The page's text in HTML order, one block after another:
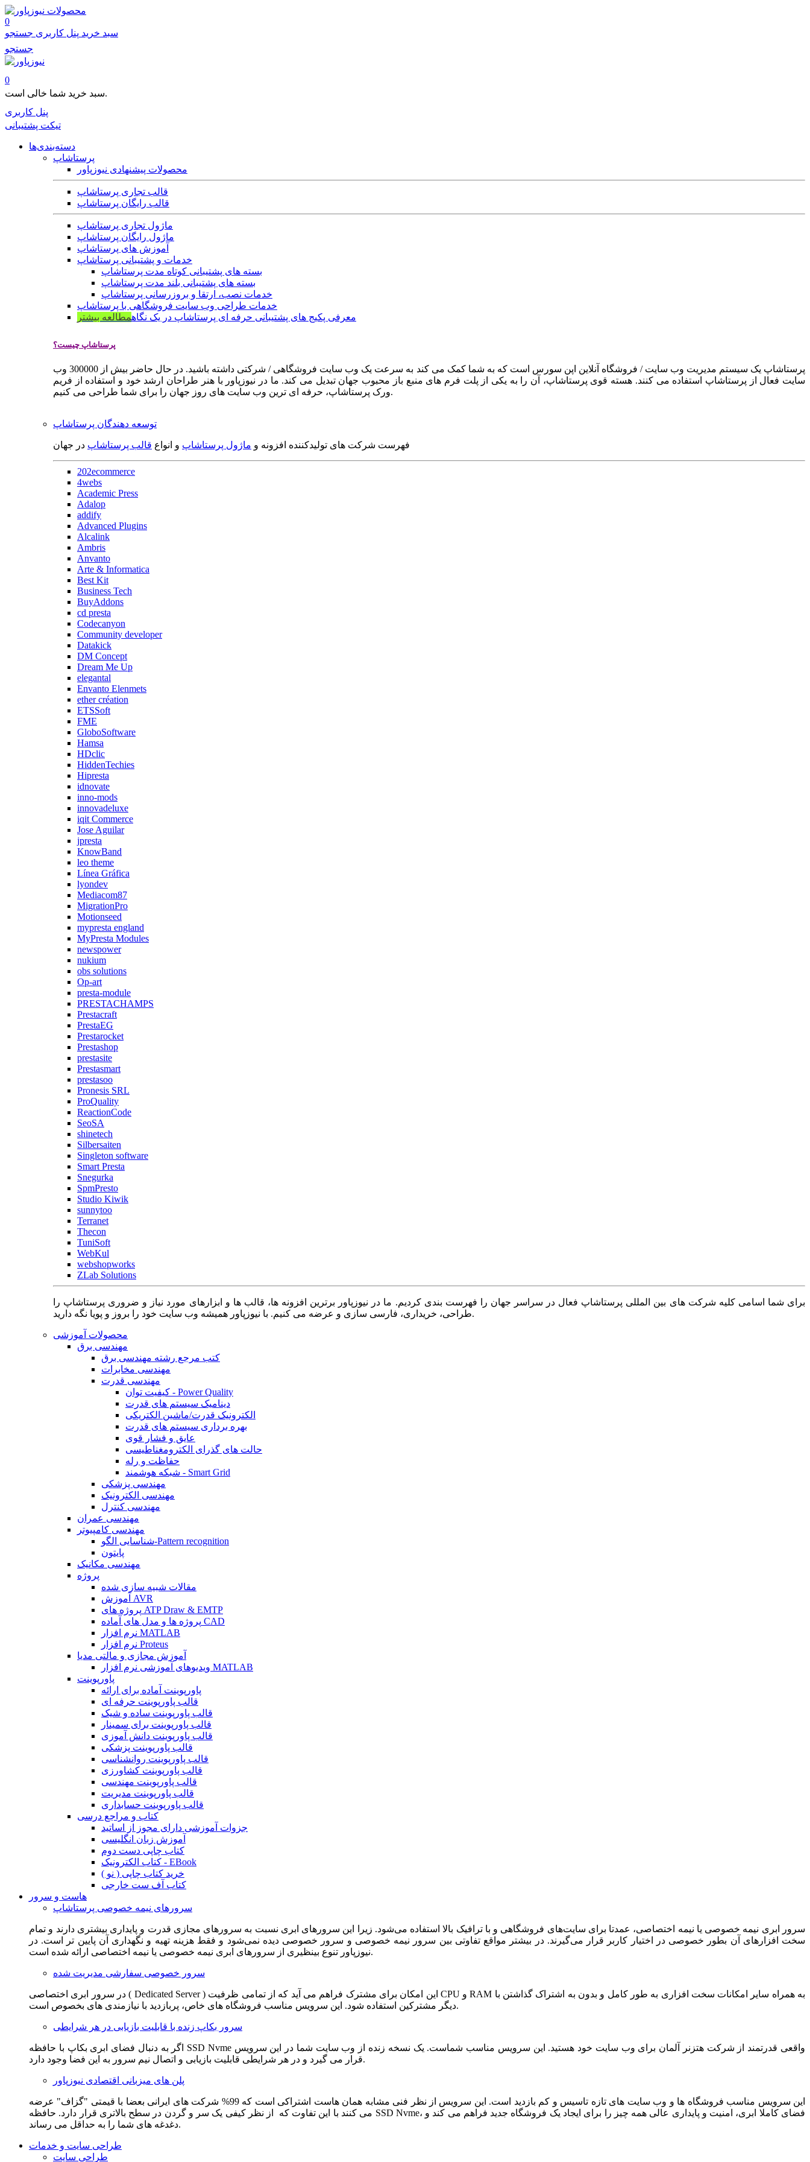
محصولات
0
سبد خرید پنل کاربری جستجو
جستجو
0
سبد خرید شما خالی است.
پنل کاربری
تیکت پشتیبانی
دسته‌بندی‌ها
پرستاشاپ
محصولات پیشنهادی نیوزپاور
قالب تجاری پرستاشاپ
قالب رایگان پرستاشاپ
ماژول تجاری پرستاشاپ
ماژول رایگان پرستاشاپ
آموزش های پرستاشاپ
خدمات و پشتیبانی پرستاشاپ
بسته های پشتیبانی کوتاه مدت پرستاشاپ
بسته های پشتیبانی بلند مدت پرستاشاپ
خدمات نصب، ارتقا و بروزرسانی پرستاشاپ
خدمات طراحی وب سایت فروشگاهی با پرستاشاپ
معرفی پکیج های پشتیبانی حرفه ای پرستاشاپ در یک نگاهمطالعه بیشتر
پرستاشاپ چیست؟
پرستاشاپ یک سیستم مدیریت وب سایت / فروشگاه آنلاین اپن سورس است که به شما کمک می کند به سرعت یک وب سایت فروشگاهی / شرکتی داشته باشید. در حال حاضر بیش از 300000 وب
سایت فعال از پرستاشاپ استفاده می کنند. هسته قوی پرستاشاپ، آن را به یکی از پلت فرم های منبع باز محبوب جهان تبدیل می کند. ما در نیوزپاور با هنر طراحان ارشد خود و استفاده از فریم
ورک پرستاشاپ، حرفه ای ترین وب سایت های روز جهان را برای شما طراحی می کنیم.
توسعه دهندگان پرستاشاپ
فهرست شرکت های تولیدکننده افزونه و ماژول پرستاشاپ و انواع قالب پرستاشاپ در جهان
202ecommerce
4webs
Academic Press
Adalop
addify
Advanced Plugins
Alcalink
Ambris
Anvanto
Arte & Informatica
Best Kit
Business Tech
BuyAddons
cd presta
Codecanyon
Community developer
Datakick
DM Concept
Dream Me Up
elegantal
Envanto Elenmets
ether création
ETSSoft
FME
GloboSoftware
Hamsa
HDclic
HiddenTechies
Hipresta
idnovate
inno-mods
innovadeluxe
iqit Commerce
Jose Aguilar
jpresta
KnowBand
leo theme
Línea Gráfica
lyondev
Mediacom87
MigrationPro
Motionseed
mypresta england
MyPresta Modules
newspower
nukium
obs solutions
Op-art
presta-module
PRESTACHAMPS
Prestacraft
PrestaEG
Prestarocket
Prestashop
prestasite
Prestasmart
prestasoo
Pronesis SRL
ProQuality
ReactionCode
SeoSA
shinetech
Silbersaiten
Singleton software
Smart Presta
Snegurka
SpmPresto
Studio Kiwik
sunnytoo
Terranet
Thecon
TuniSoft
WebKul
webshopworks
ZLab Solutions
برای شما اسامی کلیه شرکت های بین المللی پرستاشاپ فعال در سراسر جهان را فهرست بندی کردیم. ما در نیوزپاور برترین افزونه ها، قالب ها و ابزارهای مورد نیاز و ضروری پرستاشاپ را
طراحی، خریداری، فارسی سازی و عرضه می کنیم. با نیوزپاور همیشه وب سایت خود را بروز و پویا نگه دارید.
محصولات آموزشی
مهندسی برق
کتب مرجع رشته مهندسی برق
مهندسی مخابرات
مهندسی قدرت
کیفیت توان - Power Quality
دینامیک سیستم های قدرت
الکترونیک قدرت/ماشین الکتریکی
بهره برداری سیستم های قدرت
عایق و فشار قوی
حالت های گذرای الکترومغناطیسی
حفاظت و رله
شبکه هوشمند - Smart Grid
مهندسی پزشکی
مهندسی الکترونیک
مهندسی کنترل
مهندسی عمران
مهندسی کامپیوتر
شناسایی الگو-Pattern recognition
پایتون
مهندسی مکانیک
پروژه
مقالات شبیه سازی شده
آموزش AVR
پروژه های ATP Draw & EMTP
پروژه ها و مدل های آماده CAD
نرم افزار MATLAB
نرم افزار Proteus
آموزش مجازی و مالتی مدیا
ویدیوهای آموزشی نرم افزار MATLAB
پاورپوینت
پاورپوینت آماده برای ارائه
قالب پاورپوینت حرفه ای
قالب پاورپوینت ساده و شیک
قالب پاورپوینت برای سمینار
قالب پاورپوینت دانش آموزی
قالب پاورپوینت پزشکی
قالب پاورپوینت روانشناسی
قالب پاورپوینت کشاورزی
قالب پاورپوینت مهندسی
قالب پاورپوینت مدیریت
قالب پاورپوینت حسابداری
کتاب و مراجع درسی
جزوات آموزشی دارای مجوز از اساتید
آموزش زبان انگلیسی
کتاب چاپی دست دوم
کتاب الکترونیک - EBook
خرید کتاب چاپی ( نو )
کتاب آف ست خارجی
هاست و سرور
سرورهای نیمه خصوصی پرستاشاپ
سرور ابری نیمه خصوصی یا نیمه اختصاصی، عمدتا برای سایت‌های فروشگاهی و با ترافیک بالا استفاده می‌شود. زیرا این سرورهای ابری نسبت به سرورهای مجازی قدرت و پایداری بیشتری دارند و تمام
سخت افزارهای آن بطور خصوصی در اختیار کاربر قرار می‌گیرند. در بیشتر مواقع تفاوتی بین سرور نیمه خصوصی و سرور خصوصی دیده نمی‌شود و فقط هزینه تهیه و نگهداری آن پایین تر است. در
نیوزپاور تنوع بینظیری از سرورهای ابری نیمه خصوصی یا نیمه اختصاصی ارائه شده است.
سرور خصوصی سفارشی مدیریت شده
در سرور ابری اختصاصی ( Dedicated Server ) این امکان برای مشترک فراهم می آید که از تمامی ظرفیت CPU و RAM به همراه سایر امکانات سخت افزاری به طور کامل و بدون به اشتراک گذاشتن با
دیگر مشترکین استفاده شود. این سرویس مناسب فروشگاه های خاص، پربازدید با نیازمندی های بخصوص است.
سرور بکاپ زنده با قابلیت بازیابی در هر شرایطی
اگر به دنبال فضای ابری بکاپ با حافظه SSD Nvme واقعی قدرتمند از شرکت هتزنر آلمان برای وب سایت خود هستید. این سرویس مناسب شماست. یک نسخه زنده از وب سایت شما در این سرویس
قرار می گیرد و در هر شرایطی قابلیت بازیابی و اتصال نیم سرور به این فضا وجود دارد.
پلن های میزبانی اقتصادی نیوزپاور
این سرویس مناسب فروشگاه ها و وب سایت های تازه تاسیس و کم بازدید است. این سرویس از نظر فنی مشابه همان هاست اشتراکی است که 99% شرکت های ایرانی بعضا با قیمتی "گزاف" عرضه
می کنند با این تفاوت که از نظر کیفی یک سر و گردن در سطح بالاتری قرار دارد. حافظه SSD Nvme، فضای کاملا ابری، امنیت و پایداری عالی همه چیز را برای ایجاد یک فروشگاه جدید فراهم می کند و
دغدغه های شما را به حداقل می رساند.
طراحی سایت و خدمات
طراحی سایت